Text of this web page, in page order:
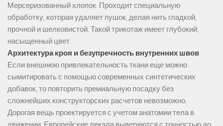
Мерсеризованный хлопок. Проходит специальную
обработку, которая удаляет пушок, делая нить гладкой,
прочной и шелковистой. Такой трикотаж имеет глубокий,
насыщенный цвет.
Архитектура кроя и безупречность внутренних швов
Если внешнюю привлекательность ткани еще можно
сымитировать с помощью современных синтетических
добавок, то повторить премиальную посадку без
сложнейших конструкторских расчетов невозможно.
Дорогая вещь проектируется с учетом анатомии тела в